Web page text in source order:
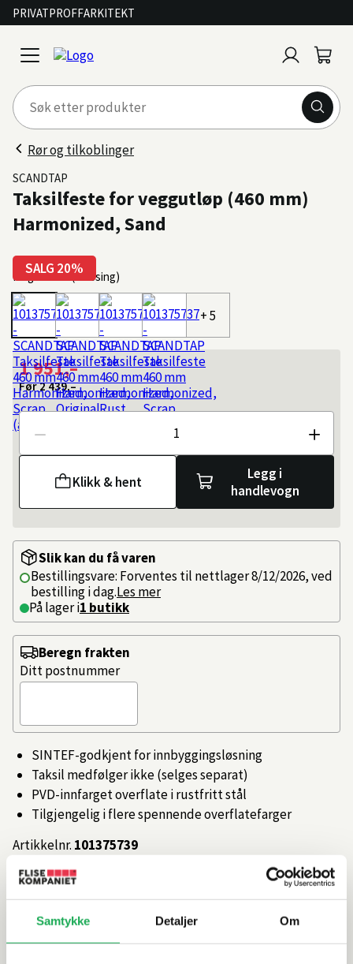
Samtykke Detaljer Om
PRIVATPROFFARKITEKT
open
menu
inn
Rør og tilkoblinger
SALG 20%
SCANDTAP
Taksilfeste for veggutløp (460 mm)
Harmonized, Sand
Farge: Sand (Messing)
+ 5
1 951,–
Før2 439,–
Antall
Klikk & hent
Legg i
handlevogn
Slik kan du få varen
Bestillingsvare: Forventes til nettlager 8/12/2026, ved
bestilling i dag.Les mer
På lager i1 butikk
SINTEF-godkjent for innbyggingsløsning
Taksil medfølger ikke (selges separat)
PVD-innfarget overflate i rustfritt stål
Tilgjengelig i flere spennende overflatefarger
Artikkelnr. 101375739
Beregn frakten
Ditt postnummer
Produktinformasjon